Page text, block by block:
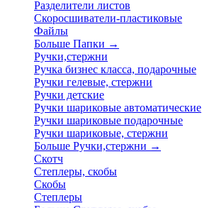
Разделители листов
Скоросшиватели-пластиковые
Файлы
Больше Папки →
Ручки,стержни
Ручка бизнес класса, подарочные
Ручки гелевые, стержни
Ручки детские
Ручки шариковые автоматические
Ручки шариковые подарочные
Ручки шариковые, стержни
Больше Ручки,стержни →
Скотч
Степлеры, скобы
Скобы
Степлеры